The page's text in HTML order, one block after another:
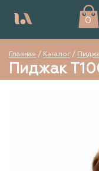
0
Главная / Каталог/
Пиджак